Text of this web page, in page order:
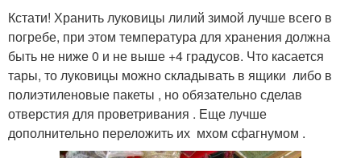
Кстати! Хранить луковицы лилий зимой лучше всего в
погребе, при этом температура для хранения должна
быть не ниже 0 и не выше +4 градусов. Что касается
тары, то луковицы можно складывать в ящики либо в
полиэтиленовые пакеты , но обязательно сделав
отверстия для проветривания . Еще лучше
дополнительно переложить их мхом сфагнумом .